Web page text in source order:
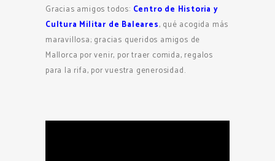
Gracias amigos todos: Centro de Historia y
Cultura Militar de Baleares, qué acogida más
maravillosa; gracias queridos amigos de
Mallorca por venir, por traer comida, regalos
para la rifa, por vuestra generosidad.